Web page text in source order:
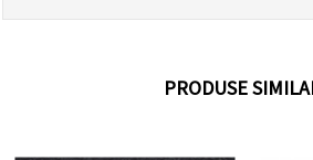
PRODUSE